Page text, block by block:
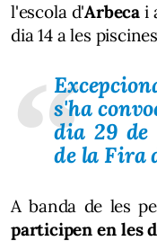
l'escola d'Arbeca i
dia 14 a les
s'ha
dia 29 de
de la Fira
A banda de les
participen en les